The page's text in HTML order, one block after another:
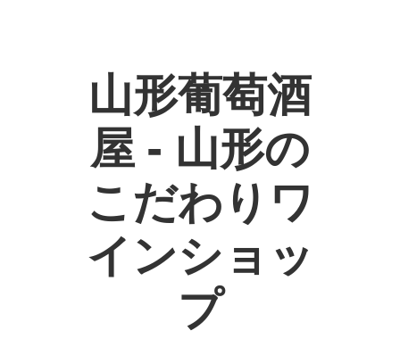
山形葡萄酒
屋 - 山形の
こだわりワ
インショッ
プ